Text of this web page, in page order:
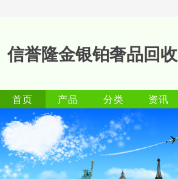
信誉隆金银铂奢品回收
首页 产品 分类 资讯